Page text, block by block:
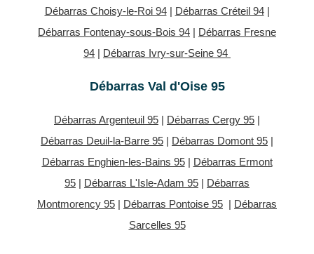
Débarras Choisy-le-Roi 94| Débarras Créteil 94|
Débarras Fontenay-sous-Bois 94 | Débarras Fresne
94 | Débarras Ivry-sur-Seine 94
Débarras Val d'Oise 95
Débarras Argenteuil 95 | Débarras Cergy 95 |
Débarras Deuil-la-Barre 95 | Débarras Domont 95 |
Débarras Enghien-les-Bains 95| Débarras Ermont
95 | Débarras L'Isle-Adam 95 | Débarras
Montmorency 95 | Débarras Pontoise 95 | Débarras
Sarcelles 95